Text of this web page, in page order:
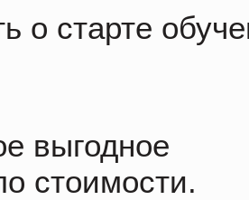
о старте
выгодное
стоимости.